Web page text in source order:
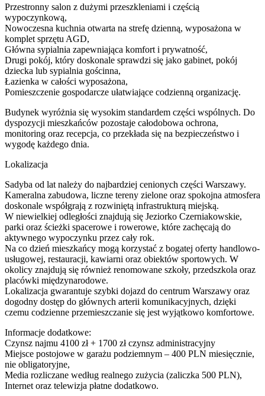
Przestronny salon z dużymi przeszkleniami i częścią
wypoczynkową,
Nowoczesna kuchnia otwarta na strefę dzienną, wyposażona w
komplet sprzętu AGD,
Główna sypialnia zapewniająca komfort i prywatność,
Drugi pokój, który doskonale sprawdzi się jako gabinet, pokój
dziecka lub sypialnia gościnna,
Łazienka w całości wyposażona,
Pomieszczenie gospodarcze ułatwiające codzienną organizację.
Budynek wyróżnia się wysokim standardem części wspólnych. Do
dyspozycji mieszkańców pozostaje całodobowa ochrona,
monitoring oraz recepcja, co przekłada się na bezpieczeństwo i
wygodę każdego dnia.
Lokalizacja
Sadyba od lat należy do najbardziej cenionych części Warszawy.
Kameralna zabudowa, liczne tereny zielone oraz spokojna atmosfera
doskonale współgrają z rozwiniętą infrastrukturą miejską.
W niewielkiej odległości znajdują się Jeziorko Czerniakowskie,
parki oraz ścieżki spacerowe i rowerowe, które zachęcają do
aktywnego wypoczynku przez cały rok.
Na co dzień mieszkańcy mogą korzystać z bogatej oferty handlowo-
usługowej, restauracji, kawiarni oraz obiektów sportowych. W
okolicy znajdują się również renomowane szkoły, przedszkola oraz
placówki międzynarodowe.
Lokalizacja gwarantuje szybki dojazd do centrum Warszawy oraz
dogodny dostęp do głównych arterii komunikacyjnych, dzięki
czemu codzienne przemieszczanie się jest wyjątkowo komfortowe.
Informacje dodatkowe:
Czynsz najmu 4100 zł + 1700 zł czynsz administracyjny
Miejsce postojowe w garażu podziemnym – 400 PLN miesięcznie,
nie obligatoryjne,
Media rozliczane według realnego zużycia (zaliczka 500 PLN),
Internet oraz telewizja płatne dodatkowo.